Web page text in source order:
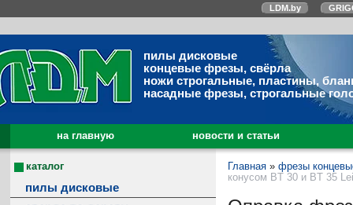
LDM.by
пилы дисковые
концевые фрезы, свёрла
ножи строгальные, пластины,
насадные фрезы, строгальные
на главную новости и статьи
каталог
пилы дисковые
Главная » фрезы
конусом BT 30 и BT 35